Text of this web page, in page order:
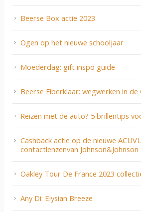
Beerse Box actie 2023
Ogen op het nieuwe schooljaar
Moederdag: gift inspo guide
Beerse Fiberklaar: wegwerken in
Reizen met de auto? 5 brillentips
Cashback actie op de nieuwe
contactlenzenvan Johnson&Johnson
Oakley Tour De France 2023
Any Di: Elysian Breeze